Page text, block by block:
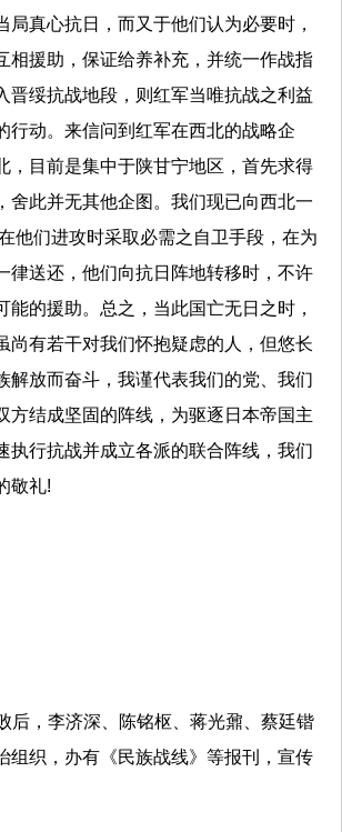
真心抗日，而又于他们认为必要时，
相援助，保证给养补充，并统一作战指
晋绥抗战地段，则红军当唯抗战之利益
行动。来信问到红军在西北的战略企
，目前是集中于陕甘宁地区，首先求得
舍此并无其他企图。我们现已向西北一
他们进攻时采取必需之自卫手段，在为
律送还，他们向抗日阵地转移时，不许
的援助。总之，当此国亡无日之时，
尚有若干对我们怀抱疑虑的人，但悠长
解放而奋斗，我谨代表我们的党、我们
方结成坚固的阵线，为驱逐日本帝国主
执行抗战并成立各派的联合阵线，我们
敬礼!
后，李济深、陈铭枢、蒋光鼐、蔡廷锴
组织，办有《民族战线》等报刊，宣传